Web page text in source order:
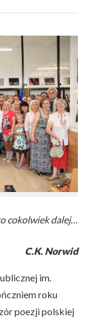
cokolwiek dalej…
C.K. Norwid
im.
roku
poezji polskiej